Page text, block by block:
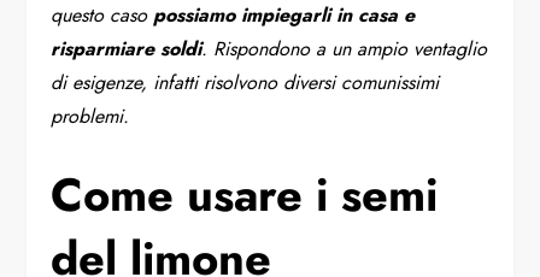
questo casopossiamo impiegarli in casa e
risparmiare soldi. Rispondono a un ampio ventaglio
di esigenze, infatti risolvono diversi comunissimi
problemi.
Come usare i semi
del limone